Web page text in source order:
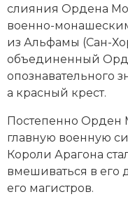
Новая история
Новейшая история
Нумизматика
Образование
Общественные
Политическая
слияния Ордена
военно-
из Альфамы (Сан-
объединенный
опознавательного
а красный крест.
Постепенно Орден
главную военную
Короли Арагона
вмешиваться в его
его магистров.